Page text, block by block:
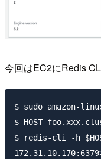
今回はEC2にRedis
$ sudo amazon-
$
$ redis-cli -h